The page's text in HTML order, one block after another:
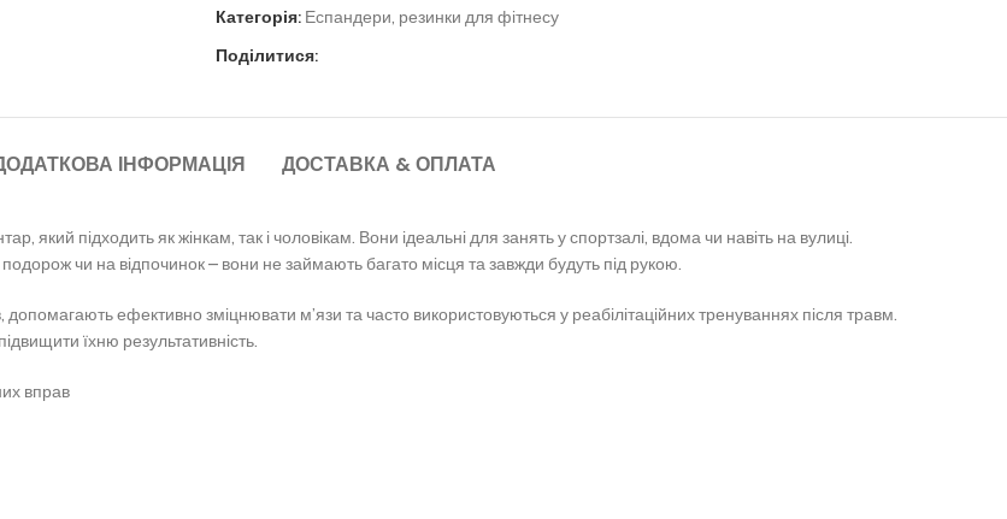
Категорія: Еспандери, резинки для фітнесу
Поділитися:
ІНФОРМАЦІЯ ДОСТАВКА & ОПЛАТА
який підходить як жінкам, так і чоловікам. Вони ідеальні для занять у спортзалі, вдома чи навіть на вулиці.
чи на відпочинок – вони не займають багато місця та завжди будуть під рукою.
ефективно зміцнювати м’язи та часто використовуються у реабілітаційних тренуваннях після травм.
їхню результативність.
вправ